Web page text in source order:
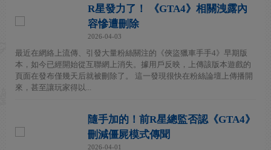
R星發力了！ 《GTA4》相關洩露內
容慘遭刪除
2026-04-03
最近在網絡上流傳、引發大量粉絲關注的《俠盜獵車手手4》早期版
本，如今已經開始從互聯網上消失。據用戶反映，上傳該版本遊戲的
頁面在發布僅幾天后就被刪除了。 這一發現很快在粉絲論壇上傳播開
來，甚至讓玩家得以...
隨手加的！前R星總監否認《GTA4》
刪減僵屍模式傳聞
2026-04-01